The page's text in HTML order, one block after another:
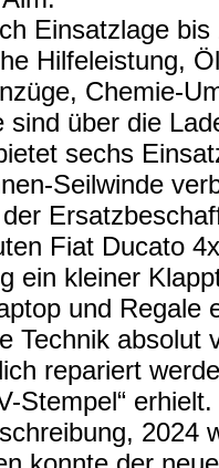
Einsatzlage
Hilfeleistung,
Chemie-
sind über die
sechs
Seilwinde
Fiat Ducato
ein kleiner
und Regale
Technik absolut
repariert
Stempel“ erhielt.
2024